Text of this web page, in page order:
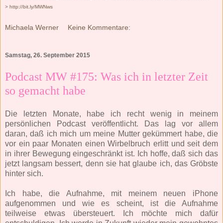
> http://bit.ly/MWNws
Michaela Werner Keine Kommentare:
Samstag, 26. September 2015
Podcast MW #175: Was ich in letzter Zeit
so gemacht habe
Die letzten Monate, habe ich recht wenig in meinem
persönlichen Podcast veröffentlicht. Das lag vor allem
daran, daß ich mich um meine Mutter gekümmert habe, die
vor ein paar Monaten einen Wirbelbruch erlitt und seit dem
in ihrer Bewegung eingeschränkt ist. Ich hoffe, daß sich das
jetzt langsam bessert, denn sie hat glaube ich, das Gröbste
hinter sich.
Ich habe, die Aufnahme, mit meinem neuen iPhone
aufgenommen und wie es scheint, ist die Aufnahme
teilweise etwas übersteuert. Ich möchte mich dafür